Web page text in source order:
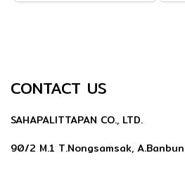
CONTACT US
SAHAPALITTAPAN CO., LTD.
90/2 M.1 T.Nongsamsak,